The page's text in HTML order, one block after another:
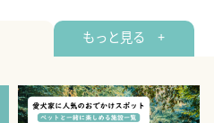
もっと見る +